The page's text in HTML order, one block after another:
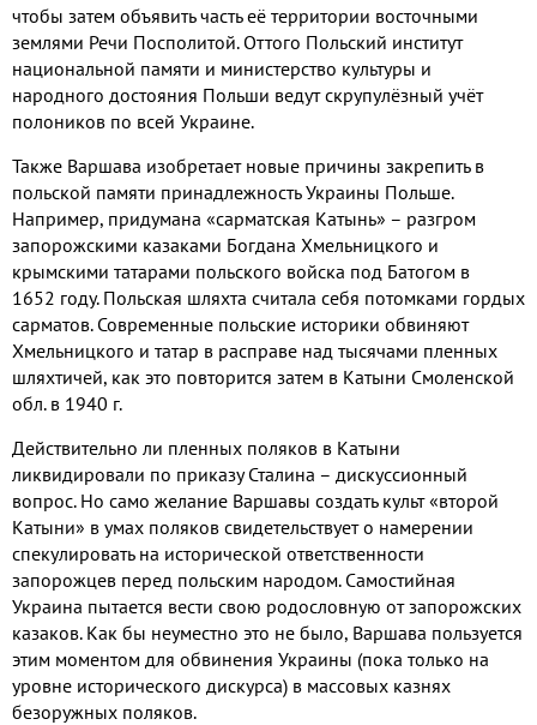
чтобы затем объявить часть её территории восточными
землями Речи Посполитой.Оттого Польский институт
национальной памяти и министерство культуры и
народного достояния Польши ведут скрупулёзный учёт
полоников по всей Украине.
Также Варшава изобретает новые причины закрепить в
польской памяти принадлежность Украины Польше.
Например, придумана «сарматская Катынь» – разгром
запорожскими казаками Богдана Хмельницкого и
крымскими татарами польского войска под Батогом в
1652 году. Польская шляхта считала себя потомками гордых
сарматов. Современные польские историки обвиняют
Хмельницкого и татар в расправе над тысячами пленных
шляхтичей, как это повторится затем в Катыни Смоленской
обл. в 1940 г.
Действительно ли пленных поляков в Катыни
ликвидировали по приказу Сталина – дискуссионный
вопрос. Но само желание Варшавы создать культ «второй
Катыни» в умах поляков свидетельствует о намерении
спекулировать на исторической ответственности
запорожцев перед польским народом. Самостийная
Украина пытается вести свою родословную от запорожских
казаков. Как бы неуместно это не было, Варшава пользуется
этим моментом для обвинения Украины (пока только на
уровне исторического дискурса) в массовых казнях
безоружных поляков.